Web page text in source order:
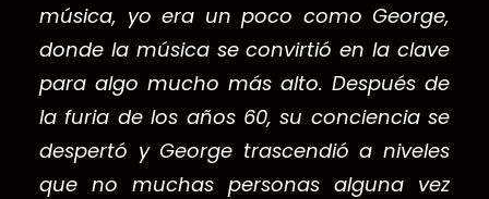
música, yo era un poco como George,
donde la música se convirtió en la clave
para algo mucho más alto. Después de
la furia de los años 60, su conciencia se
despertó y George trascendió a niveles
que no muchas personas alguna vez